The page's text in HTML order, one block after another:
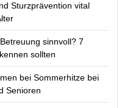
Sturzprävention vital
sinnvoll? 7
sollten
bei Sommerhitze bei
Senioren